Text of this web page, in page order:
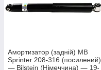
Амортизатор (задній) MB
Sprinter 208-316 (посилений)
— Bilstein (Німеччина) — 19-